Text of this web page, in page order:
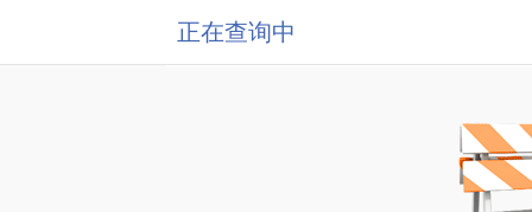
正在查询中